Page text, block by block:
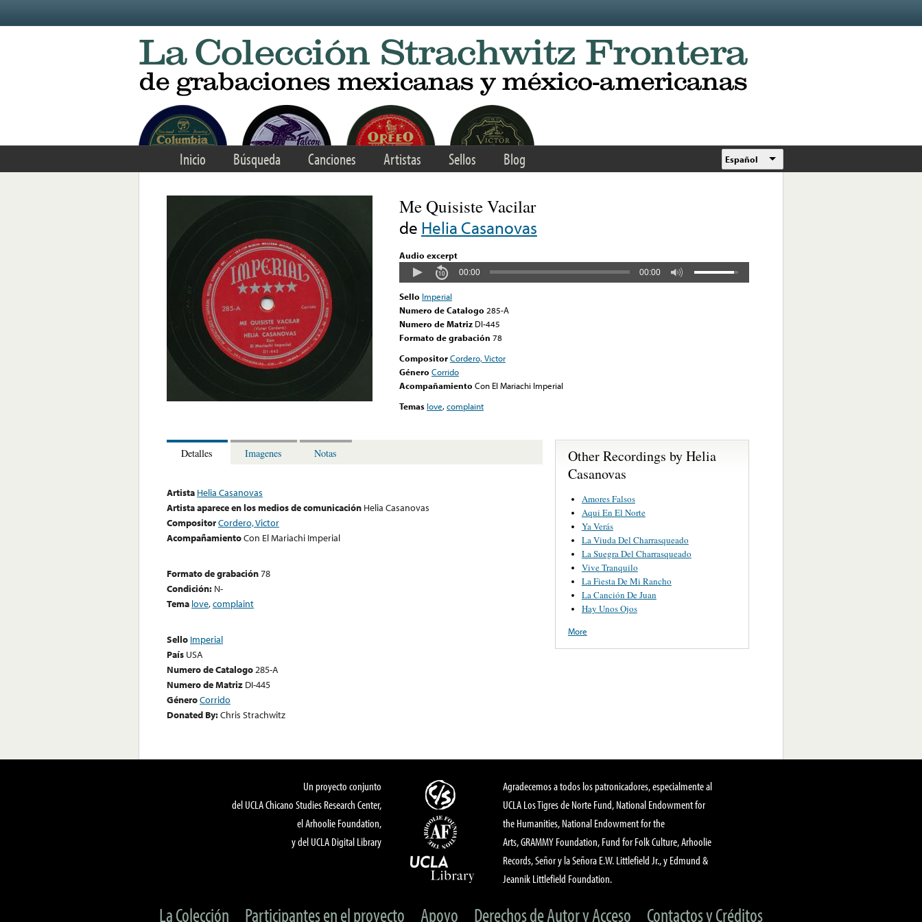
Inicio Búsqueda Canciones Artistas Sellos Blog Español
Me Quisiste Vacilar
de Helia Casanovas
Audio excerpt
00:00 00:00
Sello Imperial
Numero de Catalogo 285-A
Numero de Matriz DI-445
Formato de grabación 78
CompositorCordero, Victor
Género Corrido
Acompañamiento Con El Mariachi Imperial
Temas love,complaint
Detalles Imagenes Notas
Artista Helia Casanovas
Artista aparece en los medios de comunicación Helia Casanovas
CompositorCordero, Victor
AcompañamientoCon El Mariachi Imperial
Formato de grabación78
Condición: N-
Tema love,complaint
Sello Imperial
País USA
Numero de Catalogo285-A
Numero de Matriz DI-445
GéneroCorrido
Donated By:Chris Strachwitz
Other Recordings by Helia
Casanovas
Amores Falsos
Aqui En El Norte
Ya Verás
La Viuda Del Charrasqueado
La Suegra Del Charrasqueado
Vive Tranquilo
La Fiesta De Mi Rancho
La Canción De Juan
Hay Unos Ojos
More
Un proyecto conjunto
del UCLA Chicano Studies Research Center,
el Arhoolie Foundation,
y del UCLA Digital Library
Agradecemos a todos los patronicadores, especialmente al
UCLA Los Tigres de Norte Fund, National Endowment for
the Humanities, National Endowment for the
Arts, GRAMMY Foundation, Fund for Folk Culture, Arhoolie
Records, Señor y la Señora E.W. Littlefield Jr., y Edmund &
Jeannik Littlefield Foundation.
La Colección Participantes en el proyecto Apoyo Derechos de Autor y Acceso Contactos y Créditos